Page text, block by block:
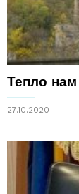
Тепло нам
27.10.2020